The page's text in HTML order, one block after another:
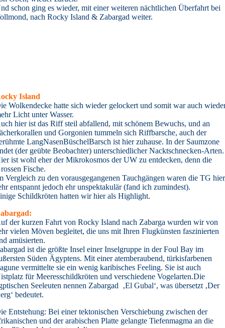
schon ging es wieder, mit einer weiteren nächtlichen Überfahrt bei
nach Rocky Island & Zabargad weiter.
Island
Wolkendecke hatte sich wieder gelockert und somit war auch
Licht unter Wasser.
hier ist das Riff steil abfallend, mit schönem Bewuchs, und an
und Gorgonien tummeln sich Riffbarsche, auch der
LangNasenBüschelBarsch ist hier zuhause. In der Saumzone
(der geübte Beobachter) unterschiedlicher Nacktschnecken-Arten.
ist wohl eher der Mikrokosmos der UW zu entdecken, denn die
Fische.
Vergleich zu den vorausgegangenen Tauchgängen waren die TG
entspannt jedoch ehr unspektakulär (fand ich zumindest).
Schildkröten hatten wir hier als Highlight.
der kurzen Fahrt von Rocky Island nach Zabarga wurden wir von
vielen Möven begleitet, die uns mit Ihren Flugkünsten faszinierten
amüsierten.
ist die größte Insel einer Inselgruppe in der Foul Bay im
Süden Ägyptens. Mit einer atemberaubend, türkisfarbenen
vermittelte sie ein wenig karibisches Feeling. Sie ist auch
für Meeresschildkröten und verschiedene Vogelarten.Die
Seeleuten nennen Zabargad ‚El Gubal‘, was übersetzt ‚Der
bedeutet.
Entstehung: Bei einer tektonischen Verschiebung zwischen der
und der arabischen Platte gelangte Tiefenmagma an die